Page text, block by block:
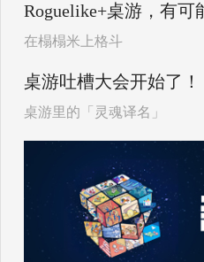
Roguelike+桌游，有可
在榻榻米上格斗
桌游吐槽大会开始了！
桌游里的「灵魂译名」